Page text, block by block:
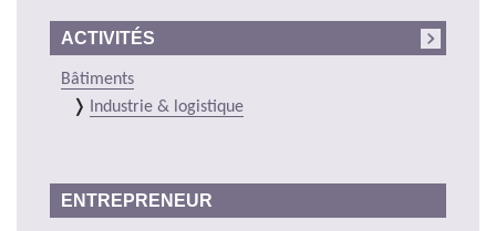
ACTIVITÉS
Bâtiments
Industrie & logistique
ENTREPRENEUR